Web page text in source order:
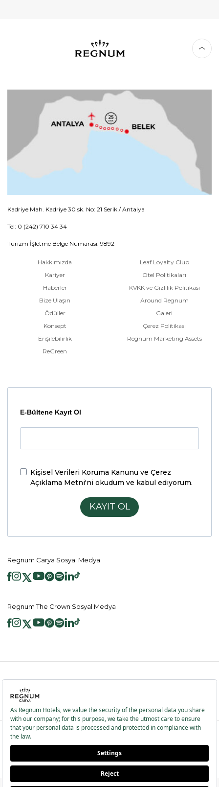
Kadriye Mah. Kadriye 30 sk. No: 21 Serik / Antalya
Tel: 0 (242) 710 34 34
Turizm İşletme Belge Numarası: 9892
Hakkımızda
Kariyer
Haberler
Bize Ulaşın
Ödüller
Konsept
Erişilebilirlik
ReGreen
Leaf Loyalty Club
Otel Politikaları
KVKK ve Gizlilik Politikası
Around Regnum
Galeri
Çerez Politikası
Regnum Marketing Assets
E-Bültene Kayıt Ol
Kişisel Verileri Koruma Kanunu ve Çerez
Açıklama Metni'ni okudum ve kabul ediyorum.
KAYIT OL
Regnum Carya Sosyal Medya
Regnum The Crown Sosyal Medya
2026 ® Regnum Hotels. Tüm hakları saklıdır.
Bilgi Toplumu Hizmetleri